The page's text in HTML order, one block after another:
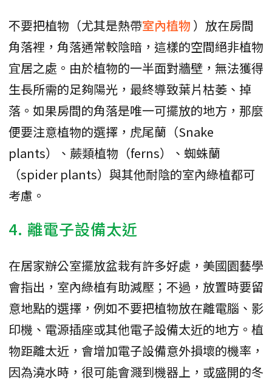
不要把植物（尤其是熱帶室內植物 ）放在房間
角落裡，角落通常較陰暗，這樣的空間絕非植物
宜居之處。由於植物的一半面對牆壁，無法獲得
生長所需的足夠陽光，最終導致葉片枯萎、掉
落。如果房間的角落是唯一可擺放的地方，那麼
便要注意植物的選擇，虎尾蘭（Snake
plants）、蕨類植物（ferns）、蜘蛛蘭
（spider plants）與其他耐陰的室內綠植都可
考慮。
4. 離電子設備太近
在居家辦公室擺放盆栽有許多好處，美國園藝學
會指出，室內綠植有助減壓；不過，放置時要留
意地點的選擇，例如不要把植物放在離電腦、影
印機、電源插座或其他電子設備太近的地方。植
物距離太近，會增加電子設備意外損壞的機率，
因為澆水時，很可能會濺到機器上，或盛開的冬